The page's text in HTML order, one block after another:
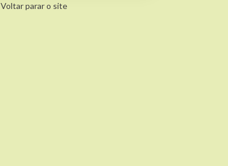
Voltar parar o site